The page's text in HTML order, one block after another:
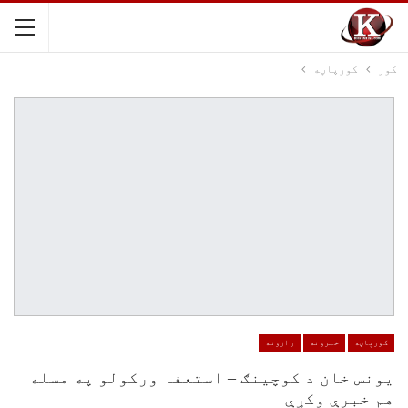
کور کورپاڼه
کورپاڼه خبرونه رازونه
یونس خان د کوچینګ – استعفا ورکولو په مسله
هم خبرې وکړې